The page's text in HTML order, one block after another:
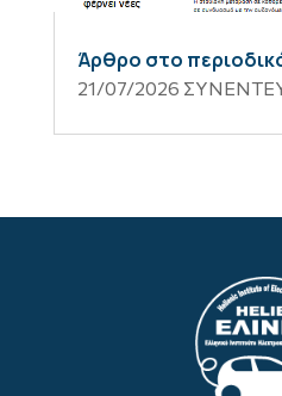
Άρθρο στο
21/07/2026